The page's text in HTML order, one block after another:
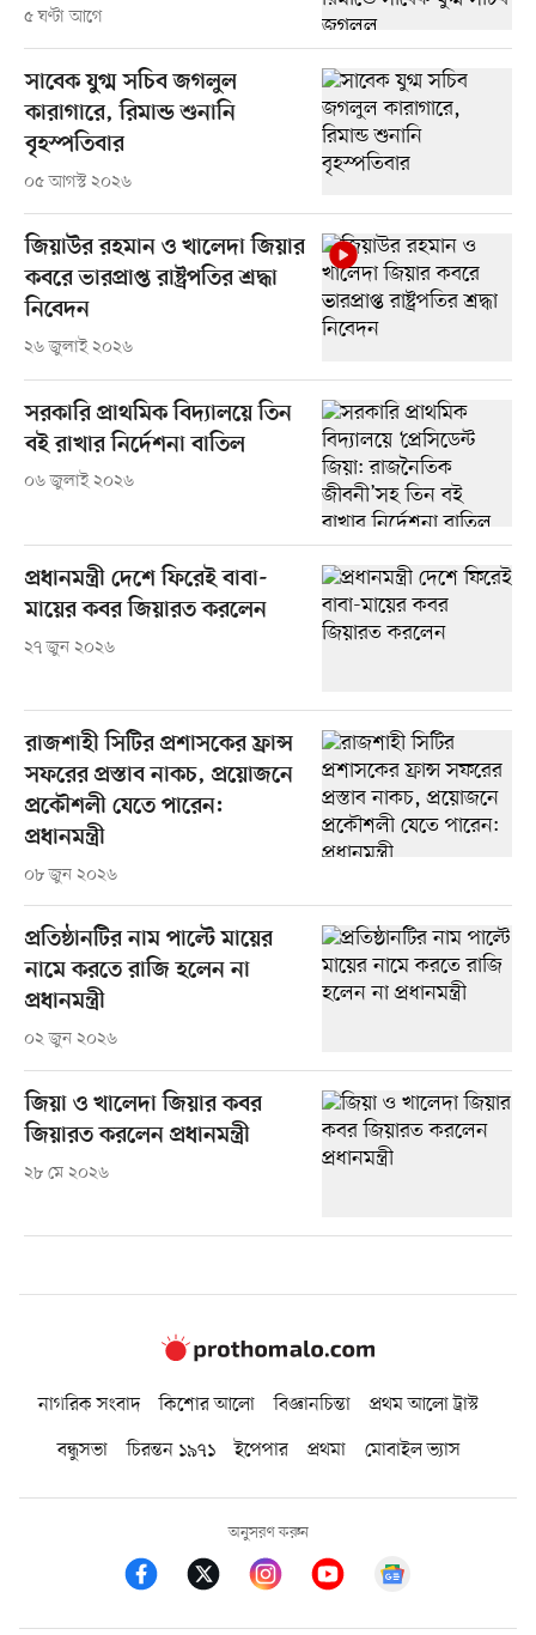
৫ ঘণ্টা আগে
সাবেক যুগ্ম সচিব জগলুল
কারাগারে, রিমান্ড শুনানি
বৃহস্পতিবার
০৫ আগস্ট ২০২৬
জিয়াউর রহমান ও খালেদা জিয়ার
কবরে ভারপ্রাপ্ত রাষ্ট্রপতির শ্রদ্ধা
নিবেদন
২৬ জুলাই ২০২৬
সরকারি প্রাথমিক বিদ্যালয়ে তিন
বই রাখার নির্দেশনা বাতিল
০৬ জুলাই ২০২৬
প্রধানমন্ত্রী দেশে ফিরেই বাবা-
মায়ের কবর জিয়ারত করলেন
২৭ জুন ২০২৬
রাজশাহী সিটির প্রশাসকের ফ্রান্স
সফরের প্রস্তাব নাকচ, প্রয়োজনে
প্রকৌশলী যেতে পারেন:
প্রধানমন্ত্রী
০৮ জুন ২০২৬
প্রতিষ্ঠানটির নাম পাল্টে মায়ের
নামে করতে রাজি হলেন না
প্রধানমন্ত্রী
০২ জুন ২০২৬
জিয়া ও খালেদা জিয়ার কবর
জিয়ারত করলেন প্রধানমন্ত্রী
২৮ মে ২০২৬
নাগরিক সংবাদ কিশোর আলো বিজ্ঞানচিন্তা
প্রথম আলো ট্রাস্ট
বন্ধুসভা
চিরন্তন ১৯৭১ ইপেপার প্রথমা মোবাইল ভ্যাস
অনুসরণ করুন